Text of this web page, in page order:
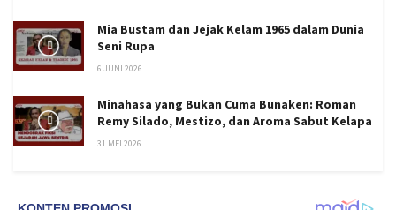
Mia Bustam dan Jejak Kelam 1965 dalam Dunia
Seni Rupa
6 JUNI 2026
Minahasa yang Bukan Cuma Bunaken: Roman
Remy Silado, Mestizo, dan Aroma Sabut Kelapa
31 MEI 2026